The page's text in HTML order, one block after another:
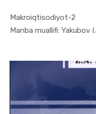
Makroiqtisodiyot-2
Manba muallifi: YakubоvIn